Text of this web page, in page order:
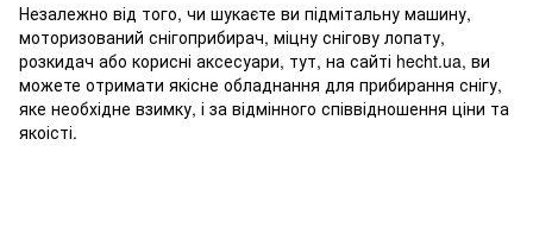
Незалежно від того, чи шукаєте ви підмітальну машину,
моторизований снігоприбирач, міцну снігову лопату,
розкидач або корисні аксесуари, тут, на сайті hecht.ua, ви
можете отримати якісне обладнання для прибирання снігу,
яке необхідне взимку, і за відмінного співвідношення ціни та
якоісті.